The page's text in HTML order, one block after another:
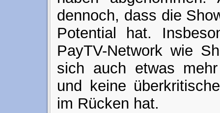
dennoch, dass die
Potential hat.
PayTV-Network wie
sich auch etwas mehr
und keine
im Rücken hat.